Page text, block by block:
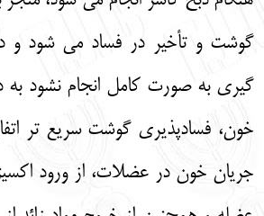
گوشت و تأخیر در فساد می‌ شود
خون، فسادپذیری گوشت سریع‌ تر
جریان خون در عضلات، از ورود